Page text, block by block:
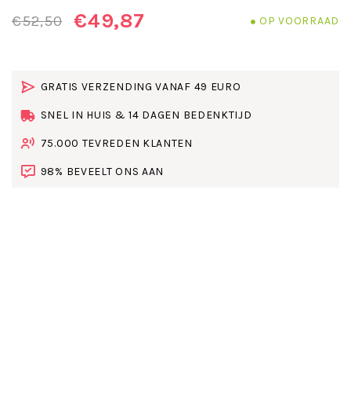
€52,50 €49,87 OP VOORRAAD
GRATIS VERZENDING VANAF 49 EURO
SNEL IN HUIS & 14 DAGEN BEDENKTIJD
75.000 TEVREDEN KLANTEN
98% BEVEELT ONS AAN